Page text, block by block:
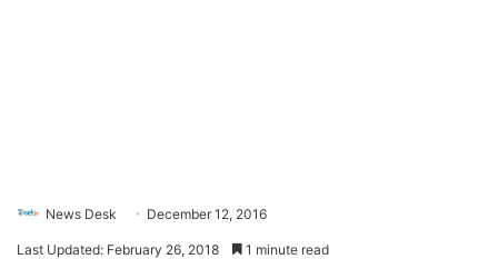
News Desk December 12, 2016
Last Updated: February 26, 2018 1 minute read